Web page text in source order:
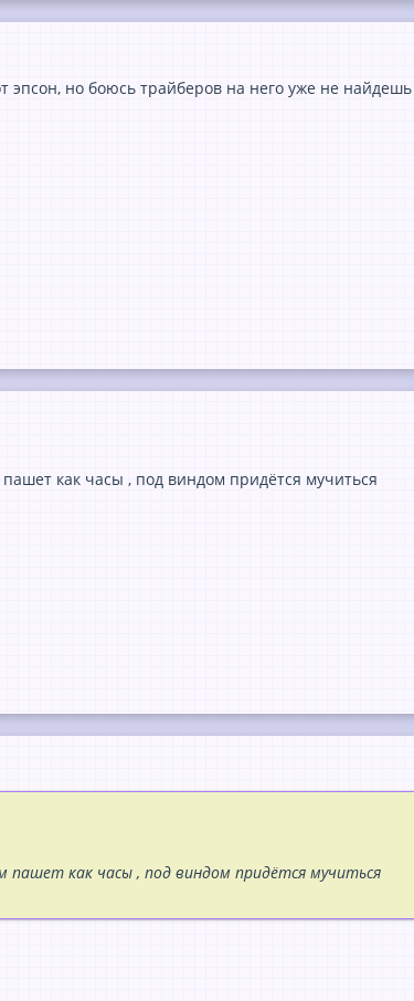
эпсон, но боюсь трайберов на него уже не найдешь
как часы , под виндом придётся мучиться
пашет как часы , под виндом придётся мучиться